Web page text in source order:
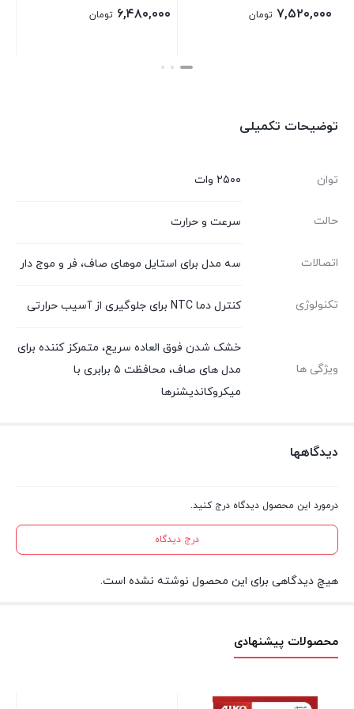
تومان ۶,۴۸۰,۰۰۰ تومان
توضیحات تکمیلی
توان ۲۵۰۰ وات
حالت سرعت و حرارت
اتصالات سه مدل برای استایل موهای صاف، فر و موج دار
تکنولوژی کنترل دما NTC برای جلوگیری از آسیب حرارتی
ویژگی ها
خشک شدن فوق العاده سریع، متمرکز کننده برای
مدل های صاف، محافظت ۵ برابری با
میکروکاندیشنرها
دیدگاهها
درمورد این محصول دیدگاه درج کنید.
درج دیدگاه
هیچ دیدگاهی برای این محصول نوشته نشده است.
محصولات پیشنهادی